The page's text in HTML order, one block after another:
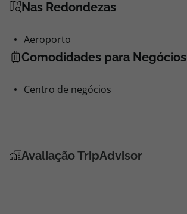
Nas Redondezas
Aeroporto
Comodidades para Negócios
Centro de negócios
Avaliação TripAdvisor